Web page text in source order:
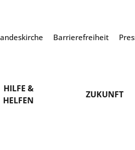
Barrierefreiheit
HILFE &
HELFEN
ZUKUNFT